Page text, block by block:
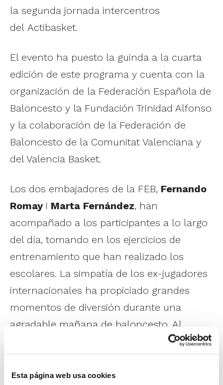
Esta página web usa cookies
la segunda jornada intercentros
del Actibasket.
El evento ha puesto la guinda a la cuarta
edición de este programa y cuenta con la
organización de la Federación Española de
Baloncesto y la Fundación Trinidad Alfonso
y la colaboración de la Federación de
Baloncesto de la Comunitat Valenciana y
del Valencia Basket.
Los dos embajadores de la FEB, Fernando
Romay i Marta Fernández, han
acompañado a los participantes a lo largo
del día, tomando en los ejercicios de
entrenamiento que han realizado los
escolares. La simpatía de los ex-jugadores
internacionales ha propiciado grandes
momentos de diversión durante una
agradable mañana de baloncesto. Al
Dani Olmos,
Alfonso;Víctor Luengo